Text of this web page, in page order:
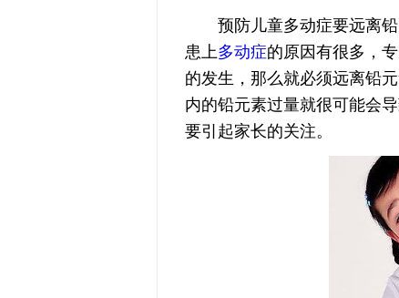
预防儿童多动症要远离铅
患上多动症的原因有很多，
的发生，那么就必须远离铅
内的铅元素过量就很可能会
要引起家长的关注。